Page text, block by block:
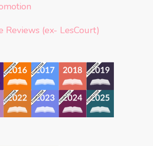
Reviews (ex- LesCourt)